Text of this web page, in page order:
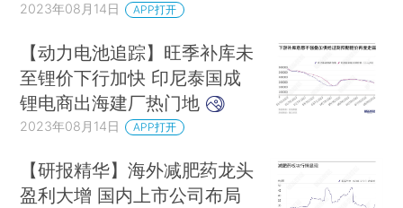
2023年08月14日 APP打开
【动力电池追踪】旺季补库未
至锂价下行加快 印尼泰国成
锂电商出海建厂热门地
2023年08月14日 APP打开
【研报精华】海外减肥药龙头
盈利大增 国内上市公司布局